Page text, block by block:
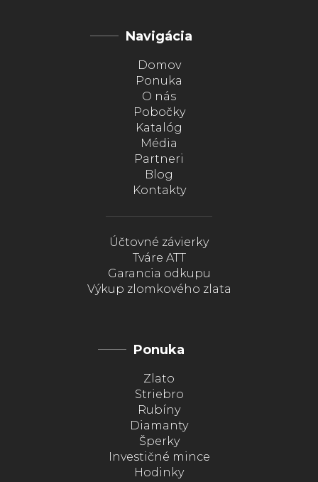
Navigácia
Domov
Ponuka
O nás
Pobočky
Katalóg
Média
Partneri
Blog
Kontakty
Účtovné závierky
Tváre ATT
Garancia odkupu
Výkup zlomkového zlata
Ponuka
Zlato
Striebro
Rubíny
Diamanty
Šperky
Investičné mince
Hodinky